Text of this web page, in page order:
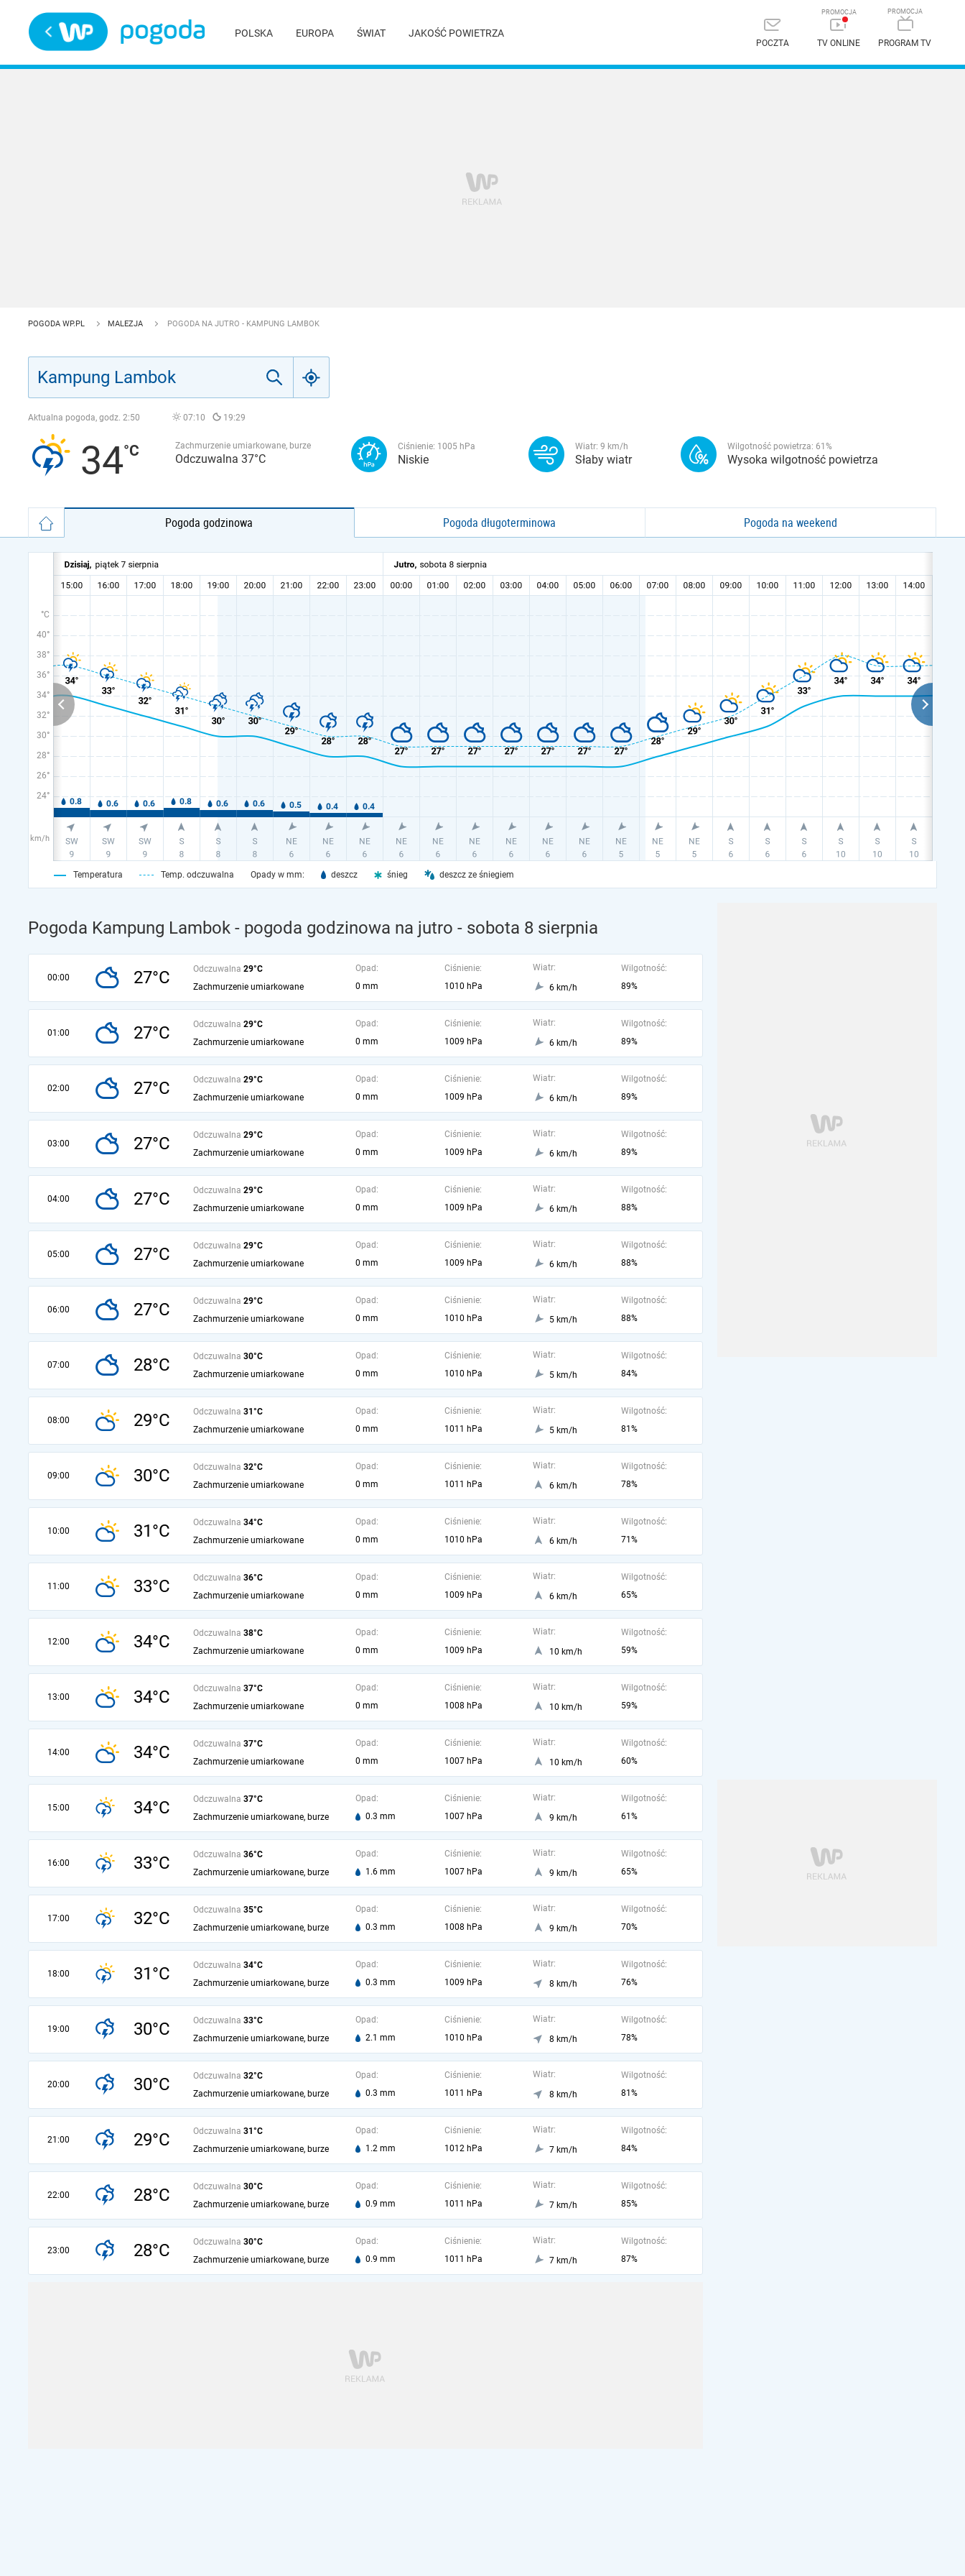
POLSKA EUROPA ŚWIAT JAKOŚĆ POWIETRZA
POCZTA TV ONLINE PROGRAM TV
POGODA WP.PL MALEZJA POGODA NA JUTRO - KAMPUNG LAMBOK
Aktualna pogoda, godz. 2:50 07:10 19:29
34 Zachmurzenie umiarkowane, burze
Odczuwalna 37°C
Ciśnienie: 1005 hPa
Niskie
Wiatr: 9 km/h
Słaby wiatr
Wilgotność powietrza: 61 %
Wysoka wilgotność powietrza
Pogoda godzinowa Pogoda długoterminowa Pogoda na weekend
°C
40°
38°
36°
34°
32°
30°
28°
26°
24°
km/h
Temperatura Temp. odczuwalna Opady w mm: deszcz śnieg deszcz ze śniegiem
Pogoda Kampung Lambok - pogoda godzinowa na jutro - sobota 8 sierpnia
00:00 27°C Odczuwalna 29°C
Zachmurzenie umiarkowane
Opad:
0 mm
Ciśnienie:
1010 hPa
Wiatr:
6 km/h
Wilgotność:
89%
01:00 27°C Odczuwalna 29°C
Zachmurzenie umiarkowane
Opad:
0 mm
Ciśnienie:
1009 hPa
Wiatr:
6 km/h
Wilgotność:
89%
02:00 27°C Odczuwalna 29°C
Zachmurzenie umiarkowane
Opad:
0 mm
Ciśnienie:
1009 hPa
Wiatr:
6 km/h
Wilgotność:
89%
03:00 27°C Odczuwalna 29°C
Zachmurzenie umiarkowane
Opad:
0 mm
Ciśnienie:
1009 hPa
Wiatr:
6 km/h
Wilgotność:
89%
04:00 27°C Odczuwalna 29°C
Zachmurzenie umiarkowane
Opad:
0 mm
Ciśnienie:
1009 hPa
Wiatr:
6 km/h
Wilgotność:
88%
05:00 27°C Odczuwalna 29°C
Zachmurzenie umiarkowane
Opad:
0 mm
Ciśnienie:
1009 hPa
Wiatr:
6 km/h
Wilgotność:
88%
06:00 27°C Odczuwalna 29°C
Zachmurzenie umiarkowane
Opad:
0 mm
Ciśnienie:
1010 hPa
Wiatr:
5 km/h
Wilgotność:
88%
07:00 28°C Odczuwalna 30°C
Zachmurzenie umiarkowane
Opad:
0 mm
Ciśnienie:
1010 hPa
Wiatr:
5 km/h
Wilgotność:
84%
08:00 29°C Odczuwalna 31°C
Zachmurzenie umiarkowane
Opad:
0 mm
Ciśnienie:
1011 hPa
Wiatr:
5 km/h
Wilgotność:
81%
09:00 30°C Odczuwalna 32°C
Zachmurzenie umiarkowane
Opad:
0 mm
Ciśnienie:
1011 hPa
Wiatr:
6 km/h
Wilgotność:
78%
10:00 31°C Odczuwalna 34°C
Zachmurzenie umiarkowane
Opad:
0 mm
Ciśnienie:
1010 hPa
Wiatr:
6 km/h
Wilgotność:
71%
11:00 33°C Odczuwalna 36°C
Zachmurzenie umiarkowane
Opad:
0 mm
Ciśnienie:
1009 hPa
Wiatr:
6 km/h
Wilgotność:
65%
12:00 34°C Odczuwalna 38°C
Zachmurzenie umiarkowane
Opad:
0 mm
Ciśnienie:
1009 hPa
Wiatr:
10 km/h
Wilgotność:
59%
13:00 34°C Odczuwalna 37°C
Zachmurzenie umiarkowane
Opad:
0 mm
Ciśnienie:
1008 hPa
Wiatr:
10 km/h
Wilgotność:
59%
14:00 34°C Odczuwalna 37°C
Zachmurzenie umiarkowane
Opad:
0 mm
Ciśnienie:
1007 hPa
Wiatr:
10 km/h
Wilgotność:
60%
15:00 34°C Odczuwalna 37°C
Zachmurzenie umiarkowane, burze
Opad:
0.3 mm
Ciśnienie:
1007 hPa
Wiatr:
9 km/h
Wilgotność:
61%
16:00 33°C Odczuwalna 36°C
Zachmurzenie umiarkowane, burze
Opad:
1.6 mm
Ciśnienie:
1007 hPa
Wiatr:
9 km/h
Wilgotność:
65%
17:00 32°C Odczuwalna 35°C
Zachmurzenie umiarkowane, burze
Opad:
0.3 mm
Ciśnienie:
1008 hPa
Wiatr:
9 km/h
Wilgotność:
70%
18:00 31°C Odczuwalna 34°C
Zachmurzenie umiarkowane, burze
Opad:
0.3 mm
Ciśnienie:
1009 hPa
Wiatr:
8 km/h
Wilgotność:
76%
19:00 30°C Odczuwalna 33°C
Zachmurzenie umiarkowane, burze
Opad:
2.1 mm
Ciśnienie:
1010 hPa
Wiatr:
8 km/h
Wilgotność:
78%
20:00 30°C Odczuwalna 32°C
Zachmurzenie umiarkowane, burze
Opad:
0.3 mm
Ciśnienie:
1011 hPa
Wiatr:
8 km/h
Wilgotność:
81%
21:00 29°C Odczuwalna 31°C
Zachmurzenie umiarkowane, burze
Opad:
1.2 mm
Ciśnienie:
1012 hPa
Wiatr:
7 km/h
Wilgotność:
84%
22:00 28°C Odczuwalna 30°C
Zachmurzenie umiarkowane, burze
Opad:
0.9 mm
Ciśnienie:
1011 hPa
Wiatr:
7 km/h
Wilgotność:
85%
23:00 28°C Odczuwalna 30°C
Zachmurzenie umiarkowane, burze
Opad:
0.9 mm
Ciśnienie:
1011 hPa
Wiatr:
7 km/h
Wilgotność:
87%